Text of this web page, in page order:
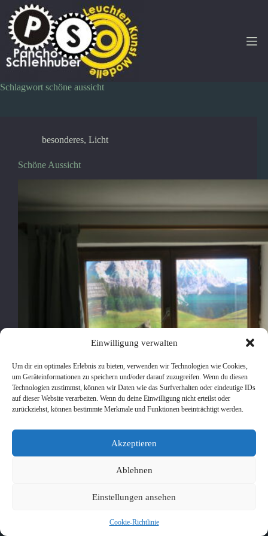
Einwilligung verwalten
Um dir ein optimales Erlebnis zu bieten, verwenden wir Technologien wie Cookies,
um Geräteinformationen zu speichern und/oder darauf zuzugreifen. Wenn du diesen
Technologien zustimmst, können wir Daten wie das Surfverhalten oder eindeutige IDs
auf dieser Website verarbeiten. Wenn du deine Einwilligung nicht erteilst oder
zurückziehst, können bestimmte Merkmale und Funktionen beeinträchtigt werden.
Akzeptieren
Ablehnen
Einstellungen ansehen
Cookie-Richtlinie
Inhalt
springen
Schlagwort schöne aussicht
besonderes, Licht
Schöne Aussicht
Kellerlichtschacht Oberammergau In einen Lichtschacht
16. September 2022
Copyright © 2026 - WordPress Theme von